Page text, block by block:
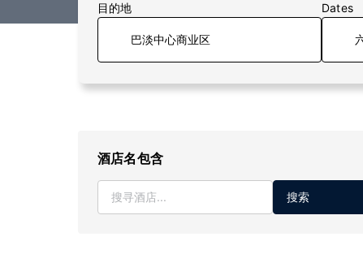
目的地 Dates
酒店名包含
搜索